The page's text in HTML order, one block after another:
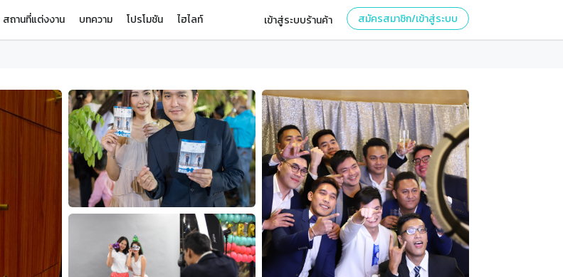
สถานที่แต่งงาน บทความ โปรโมชัน ไฮไลท์ เข้าสู่ระบบร้านค้า สมัครสมาชิก/เข้าสู่ระบบ